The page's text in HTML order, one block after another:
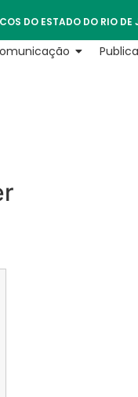
DO ESTADO DO RIO DE